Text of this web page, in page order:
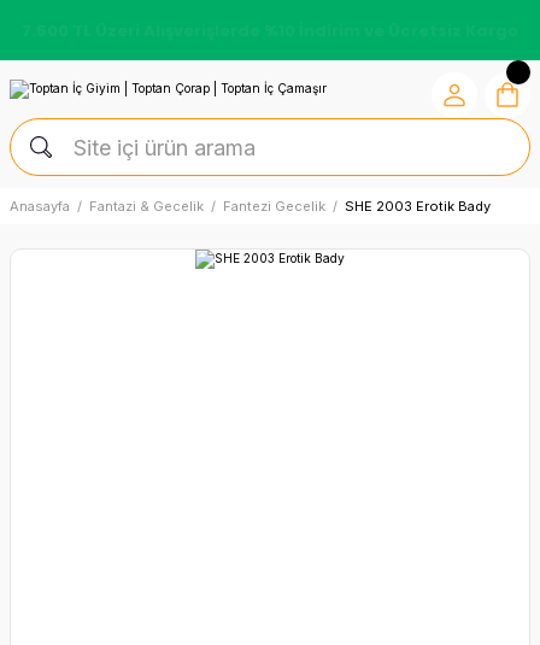
Anasayfa Fantazi & Gecelik Fantezi Gecelik SHE 2003 Erotik Bady